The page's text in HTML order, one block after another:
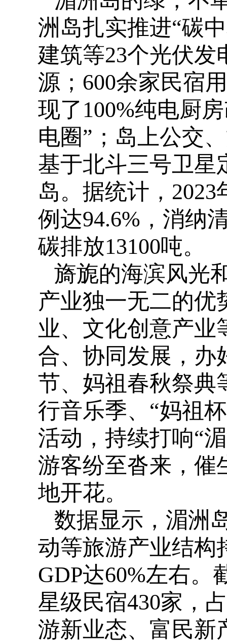
洲岛扎实推进“碳
建筑等23个光伏
源；600余家民宿
现了100%纯电厨
电圈”；岛上公交
基于北斗三号卫星
岛。据统计，
例达94.6%，消纳
碳排放13100吨。
旖旎的海滨风光
产业独一无二的优
业、文化创意产业
合、协同发展，办
节、妈祖春秋祭典
行音乐季、“妈祖
活动，持续打响“
游客纷至沓来，催
地开花。
数据显示，湄洲
动等旅游产业结构
GDP达60%左右。
星级民宿430家，
游新业态、富民新